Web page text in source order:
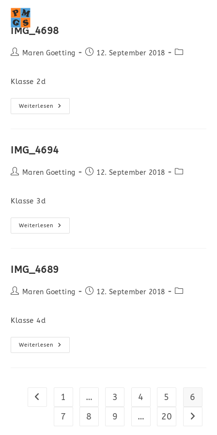
IMG_4698
Maren Goetting 12. September 2018
Klasse 2d
Weiterlesen
IMG_4694
Maren Goetting 12. September 2018
Klasse 3d
Weiterlesen
IMG_4689
Maren Goetting 12. September 2018
Klasse 4d
Weiterlesen
1 … 3 4 5
6
7
8 9 … 20